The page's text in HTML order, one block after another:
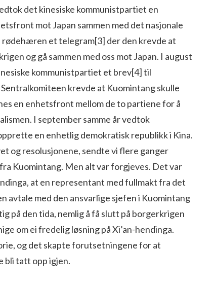
det kinesiske kommunist­partiet en
mot Japan sammen med det nasjonale
et telegram[3] der den krevde at
og gå sammen med oss mot Japan. I august
kommunistpartiet et brev[4]til
krevde at Kuomintang skulle
en en­hetsfront mellom de to partiene for å
I september samme år vedtok
en enhetlig demokratisk republikk i Kina.
og resolusjonene, sendte vi flere ganger
Kuomintang. Men alt var forgjeves. Det var
at en representant med fullmakt fra det
avtale med den ansvarlige sjefen i Kuomin­tang
på den tida, nemlig å få slutt på borgerkrigen
om ei fredelig løsning på Xi’an-hendinga.
og det skapte forutsetningene for at
bli tatt opp igjen.